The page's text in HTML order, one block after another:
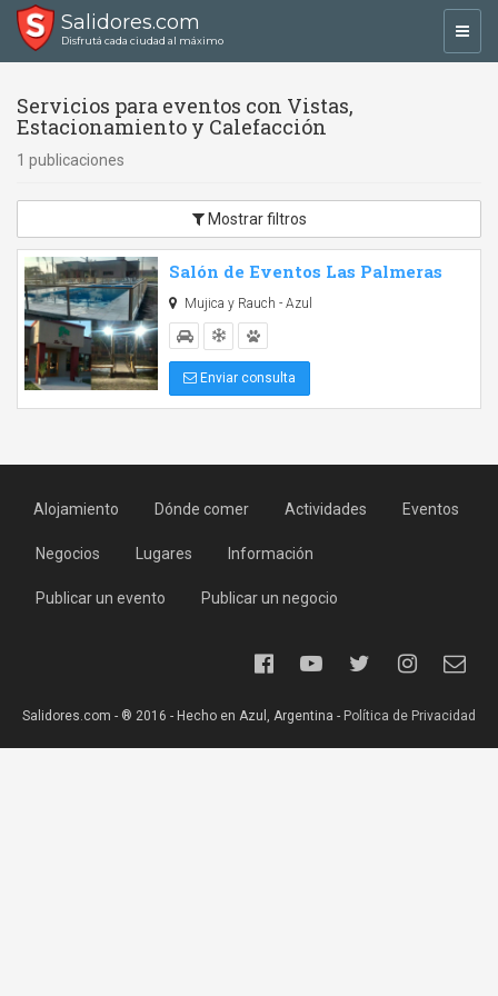
Salidores.com
Disfrutá cada ciudad al máximo
Servicios para eventos con Vistas,
Estacionamiento y Calefacción
1 publicaciones
Mostrar filtros
Salón de Eventos Las Palmeras
Mujica y Rauch - Azul
Enviar consulta
Alojamiento Dónde comer Actividades Eventos
Negocios Lugares Información
Publicar un evento Publicar un negocio
Salidores.com - ® 2016 - Hecho en Azul, Argentina - Política de Privacidad